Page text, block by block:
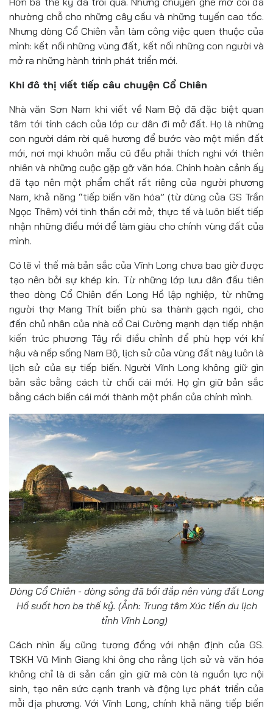
nhường chỗ cho những cây cầu và những tuyến cao tốc.
Nhưng dòng Cổ Chiên vẫn làm công việc quen thuộc của
mình: kết nối những vùng đất, kết nối những con người và
mở ra những hành trình phát triển mới.
Khi đô thị viết tiếp câu chuyện Cổ Chiên
Nhà văn Sơn Nam khi viết về Nam Bộ đã đặc biệt quan
tâm tới tính cách của lớp cư dân đi mở đất. Họ là những
con người dám rời quê hương để bước vào một miền đất
mới, nơi mọi khuôn mẫu cũ đều phải thích nghi với thiên
nhiên và những cuộc gặp gỡ văn hóa. Chính hoàn cảnh ấy
đã tạo nên một phẩm chất rất riêng của người phương
Nam, khả năng “tiếp biến văn hóa” (từ dùng của GS Trần
Ngọc Thêm) với tinh thần cởi mở, thực tế và luôn biết tiếp
nhận những điều mới để làm giàu cho chính vùng đất của
mình.
Có lẽ vì thế mà bản sắc của Vĩnh Long chưa bao giờ được
tạo nên bởi sự khép kín. Từ những lớp lưu dân đầu tiên
theo dòng Cổ Chiên đến Long Hồ lập nghiệp, từ những
người thợ Mang Thít biến phù sa thành gạch ngói, cho
đến chủ nhân của nhà cổ Cai Cường mạnh dạn tiếp nhận
kiến trúc phương Tây rồi điều chỉnh để phù hợp với khí
hậu và nếp sống Nam Bộ, lịch sử của vùng đất này luôn là
lịch sử của sự tiếp biến. Người Vĩnh Long không giữ gìn
bản sắc bằng cách từ chối cái mới. Họ gìn giữ bản sắc
bằng cách biến cái mới thành một phần của chính mình.
Dòng Cổ Chiên - dòng sông đã bồi đắp nên vùng đất Long
Hồ suốt hơn ba thế kỷ. (Ảnh: Trung tâm Xúc tiến du lịch
tỉnh Vĩnh Long)
Cách nhìn ấy cũng tương đồng với nhận định của GS.
TSKH Vũ Minh Giang khi ông cho rằng lịch sử và văn hóa
không chỉ là di sản cần gìn giữ mà còn là nguồn lực nội
sinh, tạo nên sức cạnh tranh và động lực phát triển của
mỗi địa phương. Với Vĩnh Long, chính khả năng tiếp biến